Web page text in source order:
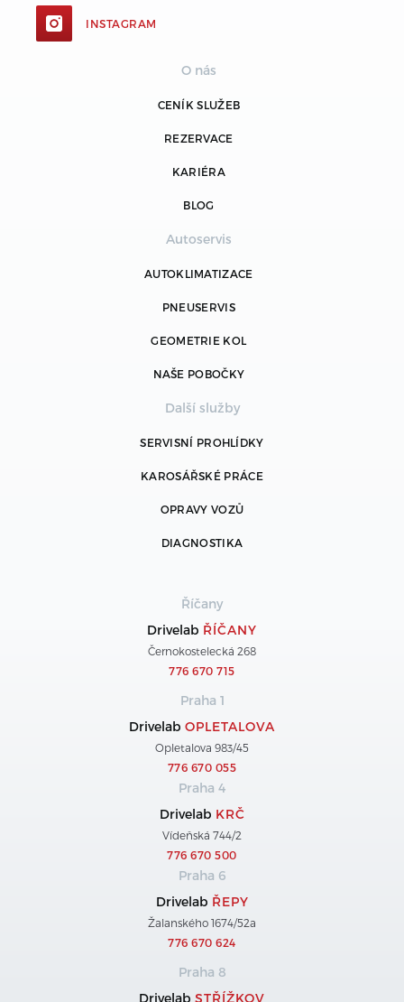
INSTAGRAM
O nás
CENÍK SLUŽEB
REZERVACE
KARIÉRA
BLOG
Autoservis
AUTOKLIMATIZACE
PNEUSERVIS
GEOMETRIE KOL
NAŠE POBOČKY
Další služby
SERVISNÍ PROHLÍDKY
KAROSÁŘSKÉ PRÁCE
OPRAVY VOZŮ
DIAGNOSTIKA
Říčany
Drivelab ŘÍČANY
Černokostelecká 268
776 670 715
Praha 1
Drivelab OPLETALOVA
Opletalova 983/45
776 670 055
Praha 4
Drivelab KRČ
Vídeňská 744/2
776 670 500
Praha 6
Drivelab ŘEPY
Žalanského 1674/52a
776 670 624
Praha 8
Drivelab STŘÍŽKOV